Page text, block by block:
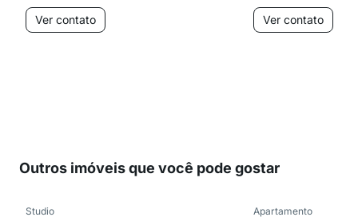
Ver contato
Ver contato
Outros imóveis que você pode gostar
Studio Apartamento